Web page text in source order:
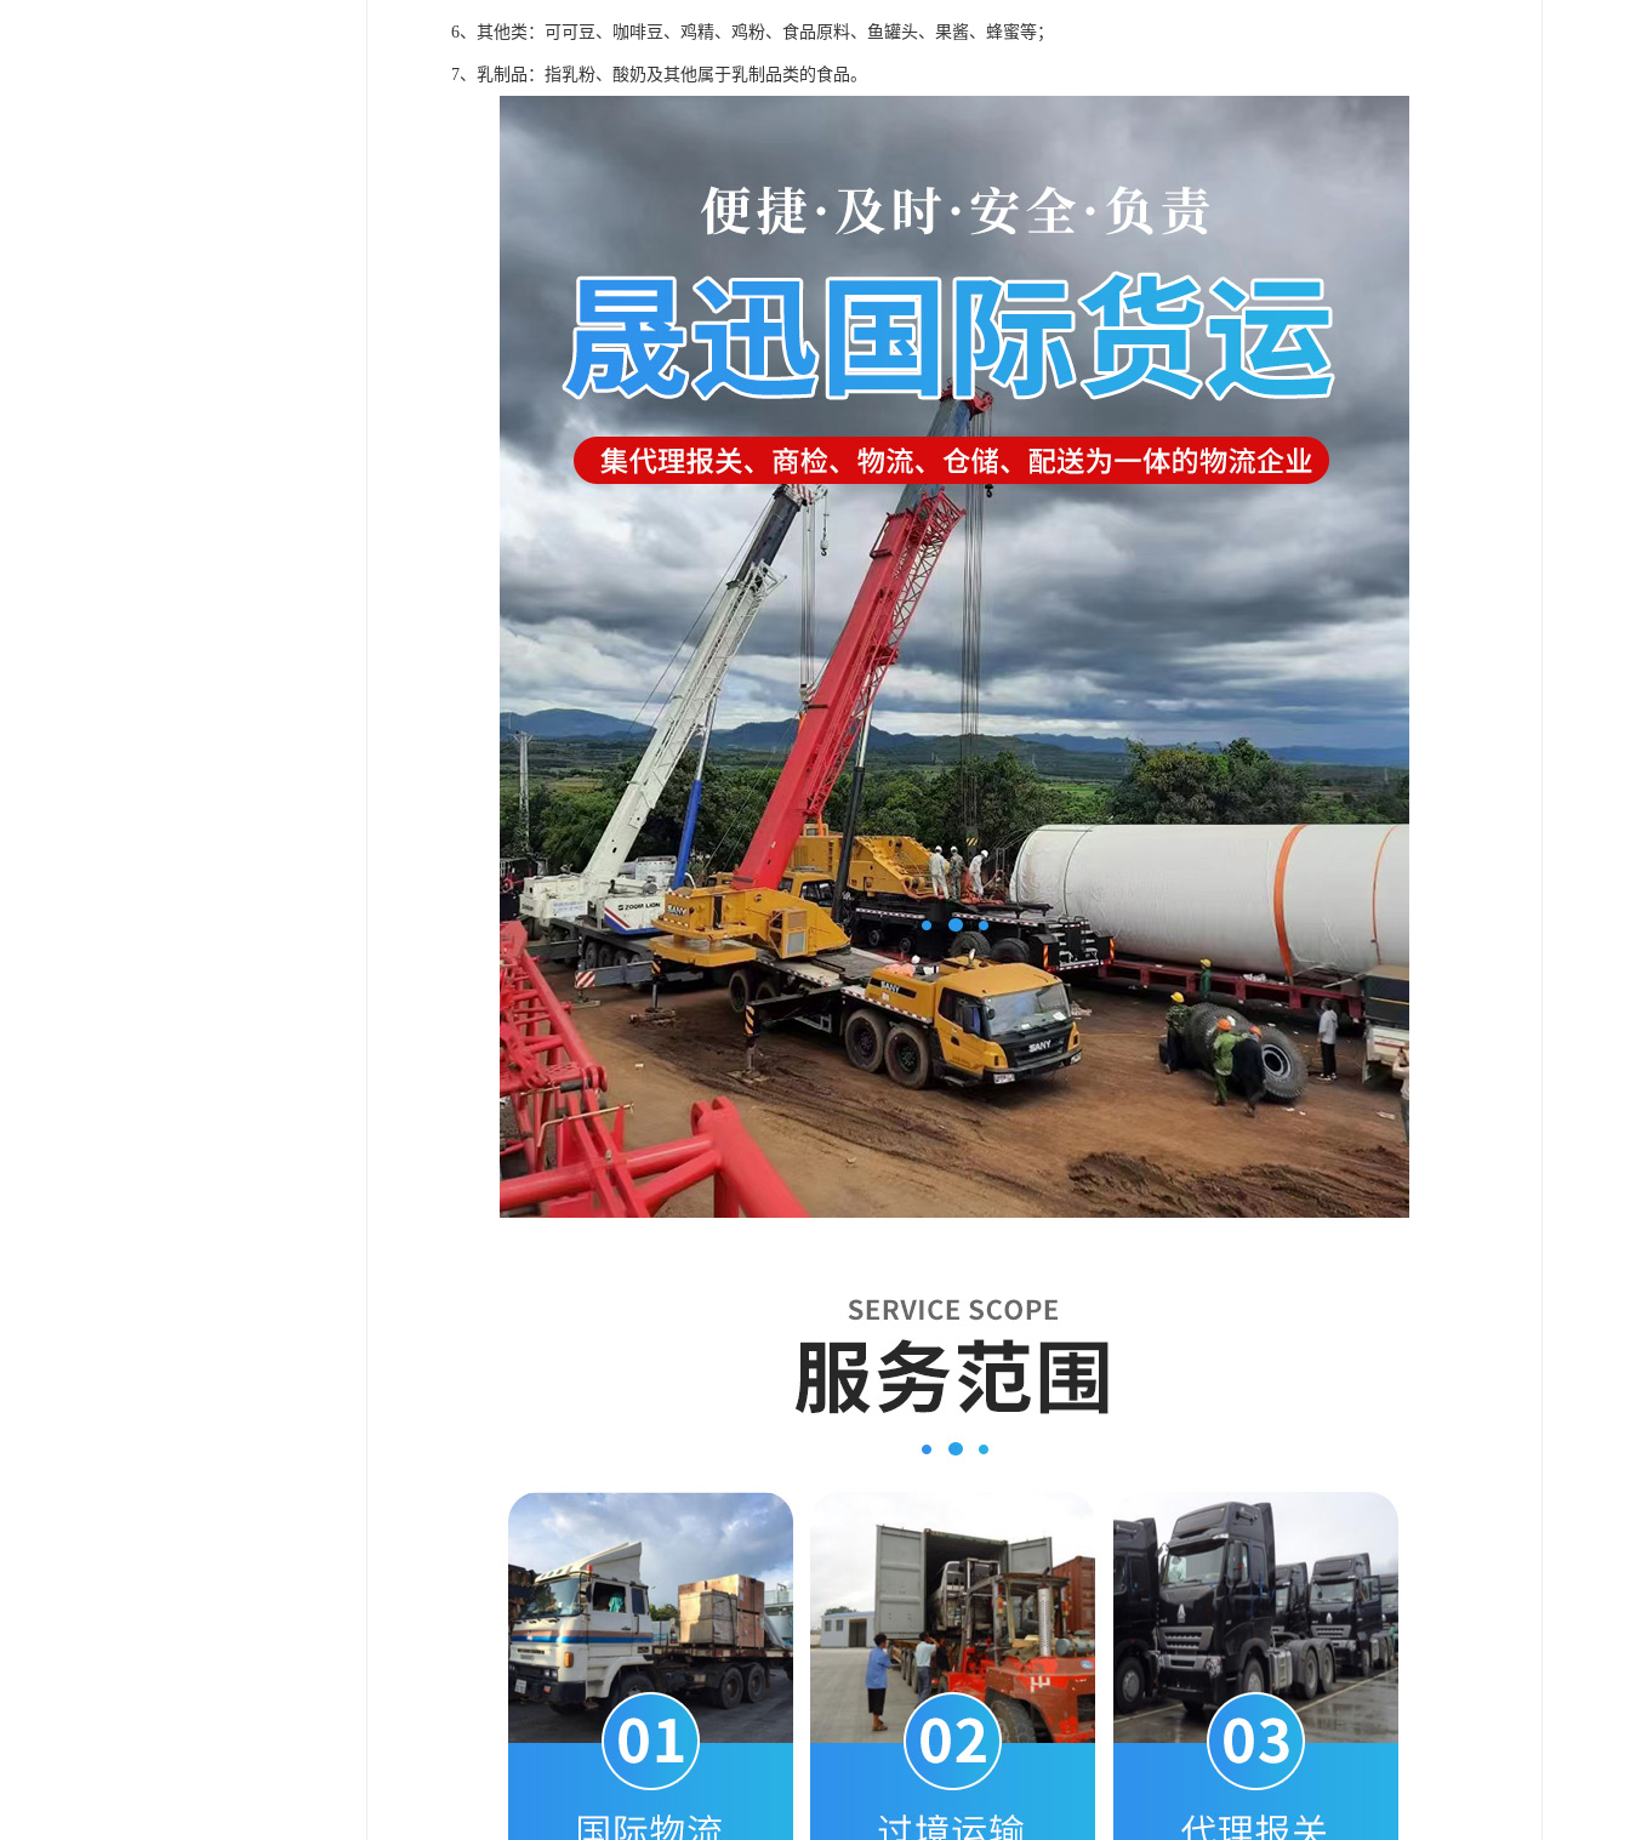
6、其他类：可可豆、咖啡豆、鸡精、鸡粉、食品原料、鱼罐头、果酱、蜂蜜等；
7、乳制品：指乳粉、酸奶及其他属于乳制品类的食品。